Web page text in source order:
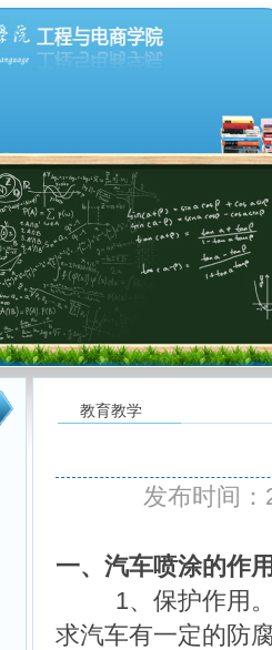
教育教学
发布时间：
一、汽车喷涂的作
1、保护作用。
求汽车有一定的防